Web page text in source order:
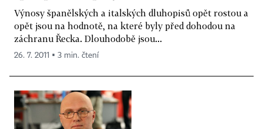
Výnosy španělských a italských dluhopisů opět rostou a
opět jsou na hodnotě, na které byly před dohodou na
záchranu Řecka. Dlouhodobě jsou...
26. 7. 2011 ▪ 3 min. čtení